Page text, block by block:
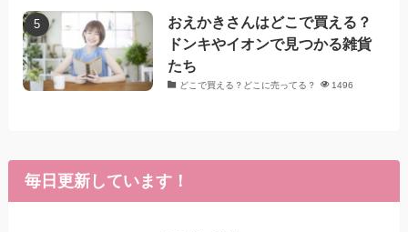
おえかきさんはどこで買える？
ドンキやイオンで見つかる雑貨
たち
どこで買える？どこに売ってる？ 1496
毎日更新しています！